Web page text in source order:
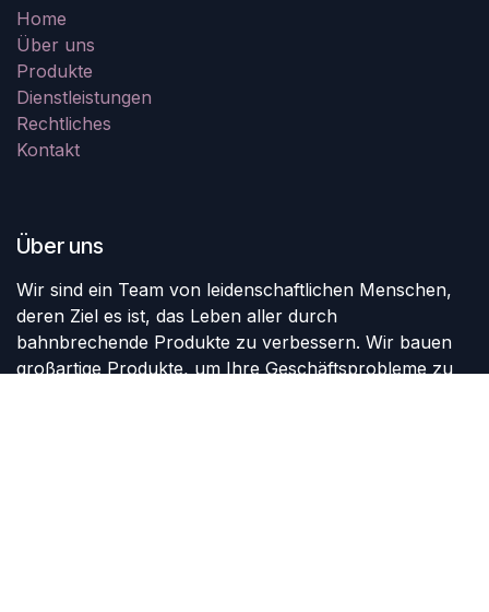
Home
Über uns
Produkte
Dienstleistungen
Rechtliches
Kontakt
Über uns
Wir sind ein Team von leidenschaftlichen Menschen,
deren Ziel es ist, das Leben aller durch
bahnbrechende Produkte zu verbessern. Wir bauen
großartige Produkte, um Ihre Geschäftsprobleme zu